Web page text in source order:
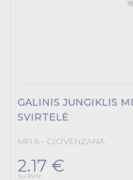
GALINIS JUNGIKLIS
SVIRTELĖ
MFI.6 - GIOVENZANA
2.17 €
Su PVM